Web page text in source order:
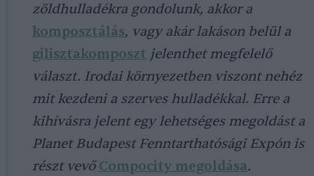
zöldhulladékra gondolunk, akkor a
komposztálás, vagy akár lakáson belül a
gilisztakomposzt jelenthet megfelelő
választ. Irodai környezetben viszont nehéz
mit kezdeni a szerves hulladékkal. Erre a
kihívásra jelent egy lehetséges megoldást a
Planet Budapest Fenntarthatósági Expón is
részt vevőCompocity megoldása.